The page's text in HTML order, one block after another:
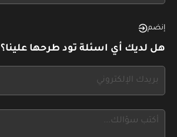
this,
this
form
field
إنضم
هل لديك أي اسئلة تود طرحها علينا؟
this,